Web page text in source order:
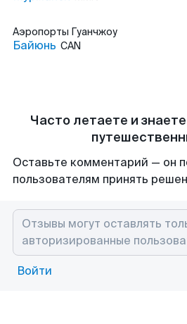
Аэропорты Гуанчжоу
Байюнь CAN
Часто летаете и
Оставьте комментарий — он
пользователям принять
Войти